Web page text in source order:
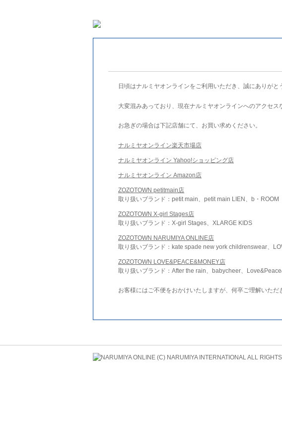
日頃はナルミヤオンラインをご利用いただき、誠にありがと
大変混みあっており、現在ナルミヤオンラインへのアクセス
お急ぎの場合は下記店舗にて、お買い求めください。
ナルミヤオンライン楽天市場店
ナルミヤオンライン Yahoo!ショッピング店
ナルミヤオンライン Amazon店
ZOZOTOWN petitmain店
取り扱いブランド：petit main、petit main LIEN、b・ROOM
ZOZOTOWN X-girl Stages店
取り扱いブランド：X-girl Stages、XLARGE KIDS
ZOZOTOWN NARUMIYA ONLINE店
取り扱いブランド：kate spade new york childrenswear、
ZOZOTOWN LOVE&PEACE&MONEY店
取り扱いブランド：After the rain、babycheer、
お客様にはご不便をおかけいたしますが、何卒ご理解いただ